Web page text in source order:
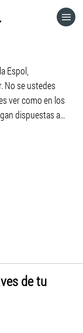
Espol,
No se ustedes
ver como en los
dispuestas a
de tu